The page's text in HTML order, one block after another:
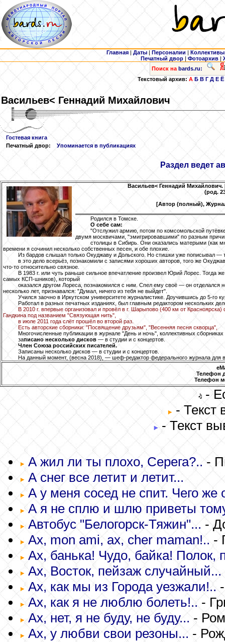
Главная | Даты | Персоналии | Коллективы
Печатный двор |Фотоархив |
Поиск на bards.ru:
Текстовый архив:А Б В Г Д Е Ё
Васильев< Геннадий Михайлович
Гостевая книга
Печатный двор:
Упоминается в публикациях
Раздел ведет
Васильев< Геннадий Михайлович.
(род.
[Автор (полный),
Родился в Томске.
О себе сам:
"Отслужил армию, потом по комсомольской
двумя москвичами, "эмигрировавшими" по разным
столицы в Сибирь. Они оказались матерыми (как
времени я сочинил несколько собственных песен, и обе плохие.
Из бардов слышал только Окуджаву и Дольского. Но стишки уже пописывал —
в это дело всерьёз, познакомили с записями хороших авторов, того же
что-то относительно связное.
В 1983 г. или чуть раньше сильное впечатление произвел Юрий Лорес. Тогда
самых КСП-шников), который
оказался другом Лореса, познакомился с ним. Спел ему своё — он
несколько лет, признавался: "Думал, ничего из тебя не выйдет".
Учился заочно в Иркутском университете журналистике. Доучившись до 5-го
Работал в разных печатных изданиях, был главным редактором нескольких
В 2010 г. впервые организовал и провёл в г. Шарыпово (400 км от
Гандкина под названием "Связующая нить",
в июле 2011 года слёт прошёл во второй раз.
Есть авторские сборники: "Посвящение друзьям", "Весенняя песня скворца",
Многочисленные публикации в журнале "День и ночь", коллективных
записано несколько дисков — в студии и с концертов.
Член Союза российских писателей.
Записаны несколько дисков — в студии и с концертов.
На данный момент, (весна 2018), — шеф-редактор федерального журнала для
Телефон
Телефон
-
- Текст
- Текст
А жил ли ты плохо, Серега?..-
А снег все летит и летит...
А у меня сосед не спит. Чего же
А я не сплю и шлю приветы
Автобус "Белогорск-Тяжин"... -
Ах, mon ami, ах, cher maman!.. -
Ах, банька! Чудо, байка! Полок,
Ах, Восток, пейзаж случайный...
Ах, как мы из Города уезжали!..
Ах, как я не люблю болеть!.. -
Ах, нет, я не буду, не буду... -
Ах, у любви свои резоны... -